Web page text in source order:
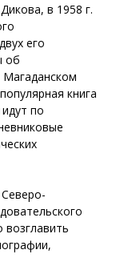
в 1958 г.
его
об
Магаданском
книга
по